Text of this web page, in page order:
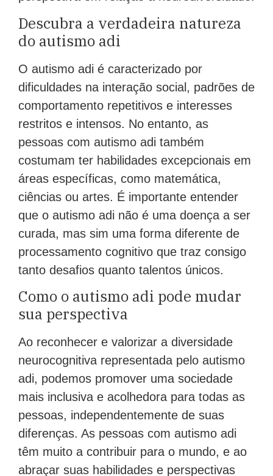
Descubra a verdadeira natureza
do autismo adi
O autismo adi é caracterizado por
dificuldades na interação social, padrões de
comportamento repetitivos e interesses
restritos e intensos. No entanto, as
pessoas com autismo adi também
costumam ter habilidades excepcionais em
áreas específicas, como matemática,
ciências ou artes. É importante entender
que o autismo adi não é uma doença a ser
curada, mas sim uma forma diferente de
processamento cognitivo que traz consigo
tanto desafios quanto talentos únicos.
Como o autismo adi pode mudar
sua perspectiva
Ao reconhecer e valorizar a diversidade
neurocognitiva representada pelo autismo
adi, podemos promover uma sociedade
mais inclusiva e acolhedora para todas as
pessoas, independentemente de suas
diferenças. As pessoas com autismo adi
têm muito a contribuir para o mundo, e ao
abraçar suas habilidades e perspectivas